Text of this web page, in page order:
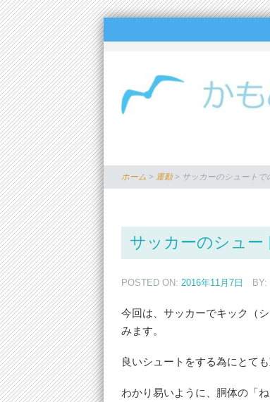
ホーム > 運動 > サッカーのシュート
サッカーのシュ
POSTED ON: 2016年11月7日 BY:
今回は、サッカーでキック（
みます。
良いシュートをする為にとて
わかり易いように、胴体の「